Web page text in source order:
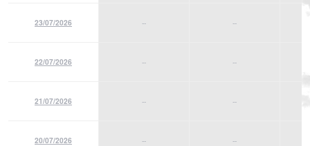
23/07/2026 -- --
22/07/2026 -- --
21/07/2026 -- --
20/07/2026 -- --